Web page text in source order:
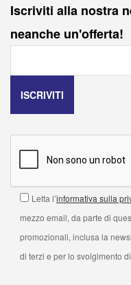
Iscriviti alla nostra
neanche un'offerta!
Letta l’informativa sulla
mezzo email, da parte di
promozionali, inclusa la
di terzi e per lo svolgimento